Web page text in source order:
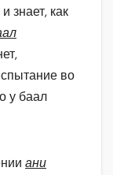
и знает, как
во
у баал
ани